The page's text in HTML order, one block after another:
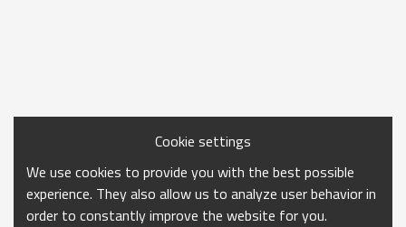
Cookie settings
We use cookies to provide you with the best possible
experience. They also allow us to analyze user behavior in
order to constantly improve the website for you.